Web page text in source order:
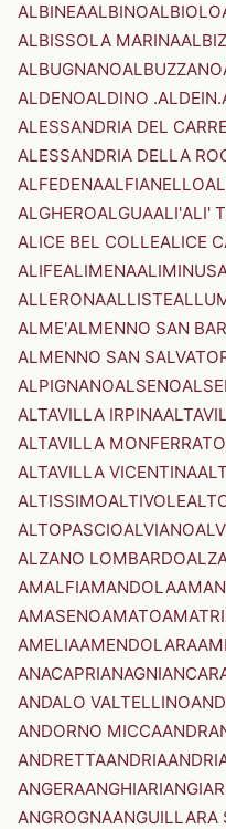
ALBINEAALBINOALBIOLO
ALBISSOLA MARINA
ALBUGNANOALBUZZANO
ALDENOALDINO .ALDEIN.
ALESSANDRIA DEL
ALESSANDRIA DELLA
ALFEDENAALFIANELLO
ALGHEROALGUAALI'ALI'
ALICE BEL COLLEALICE
ALIFEALIMENA
ALLERONAALLISTE
ALME'ALMENNO SAN
ALMENNO SAN
ALPIGNANOALSENO
ALTAVILLA IRPINA
ALTAVILLA MONFERRATO
ALTAVILLA VICENTINA
ALTISSIMOALTIVOLE
ALTOPASCIOALVIANO
ALZANO LOMBARDO
AMALFIAMANDOLA
AMASENOAMATO
AMELIAAMENDOLARA
ANACAPRIANAGNI
ANDALO VALTELLINO
ANDORNO MICCA
ANDRETTAANDRIA
ANGERAANGHIARI
ANGROGNAANGUILLARA